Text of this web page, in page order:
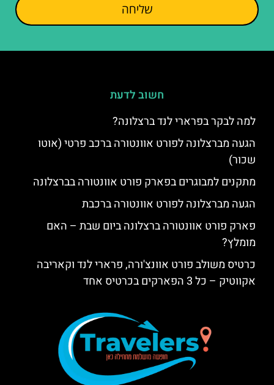
שליחה
חשוב לדעת
למה לבקר בפרארי לנד ברצלונה?
הגעה מברצלונה לפורט אוונטורה ברכב פרטי (אוטו
שכור)
מתקנים למבוגרים בפארק פורט אוונטורה בברצלונה
הגעה מברצלונה לפורט אוונטורה ברכבת
פארק פורט אוונטורה ברצלונה ביום שבת – האם
מומלץ?
כרטיס משולב פורט אוונצ'ורה, פרארי לנד וקאריבה
אקווטיק – כל 3 הפארקים בכרטיס אחד